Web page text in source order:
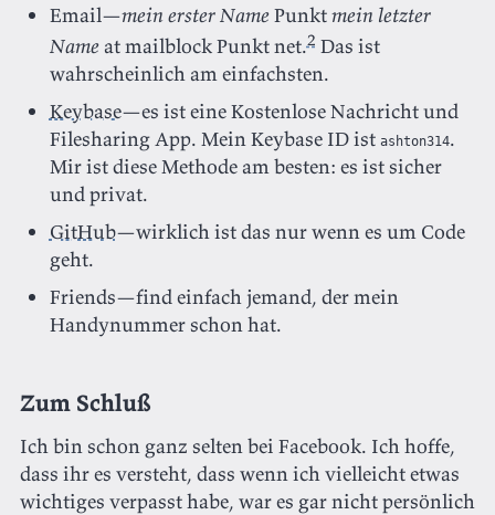
Email—mein erster NamePunktmein letzter
Nameat mailblock Punkt net.2 Das ist
wahrscheinlich am einfachsten.
Keybase—es ist eine Kostenlose Nachricht und
Filesharing App. Mein Keybase ID ist ashton314.
Mir ist diese Methode am besten: es ist sicher
und privat.
GitHub—wirklich ist das nur wenn es um Code
geht.
Friends—find einfach jemand, der mein
Handynummer schon hat.
Zum Schluß
Ich bin schon ganz selten bei Facebook. Ich hoffe,
dass ihr es versteht, dass wenn ich vielleicht etwas
wichtiges verpasst habe, war es gar nicht persönlich